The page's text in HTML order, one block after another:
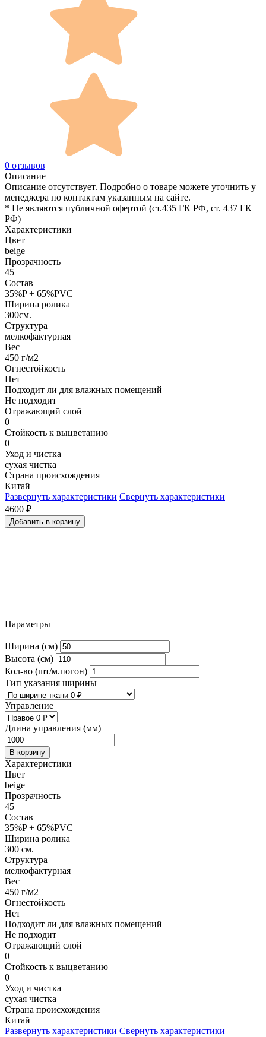
0 отзывов
Описание
Описание отсутствует. Подробно о товаре можете уточнить у
менеджера по контактам указанным на сайте.
* Не являются публичной офертой (ст.435 ГК РФ, cт. 437 ГК
РФ)
Характеристики
Цвет
beige
Прозрачность
45
Состав
35%P + 65%PVC
Ширина ролика
300см.
Структура
мелкофактурная
Вес
450 г/м2
Огнестойкость
Нет
Подходит ли для влажных помещений
Не подходит
Отражающий слой
0
Стойкость к выцветанию
0
Уход и чистка
сухая чистка
Страна происхождения
Китай
Развернуть характеристики Свернуть характеристики
4600 ₽
Добавить в корзину
Параметры
Ширина (см)
Высота (см)
Кол-во (шт/м.погон)
Тип указания ширины
Управление
Длина управления (мм)
В корзину
Характеристики
Цвет
beige
Прозрачность
45
Состав
35%P + 65%PVC
Ширина ролика
300 см.
Структура
мелкофактурная
Вес
450 г/м2
Огнестойкость
Нет
Подходит ли для влажных помещений
Не подходит
Отражающий слой
0
Стойкость к выцветанию
0
Уход и чистка
сухая чистка
Страна происхождения
Китай
Развернуть характеристики Свернуть характеристики